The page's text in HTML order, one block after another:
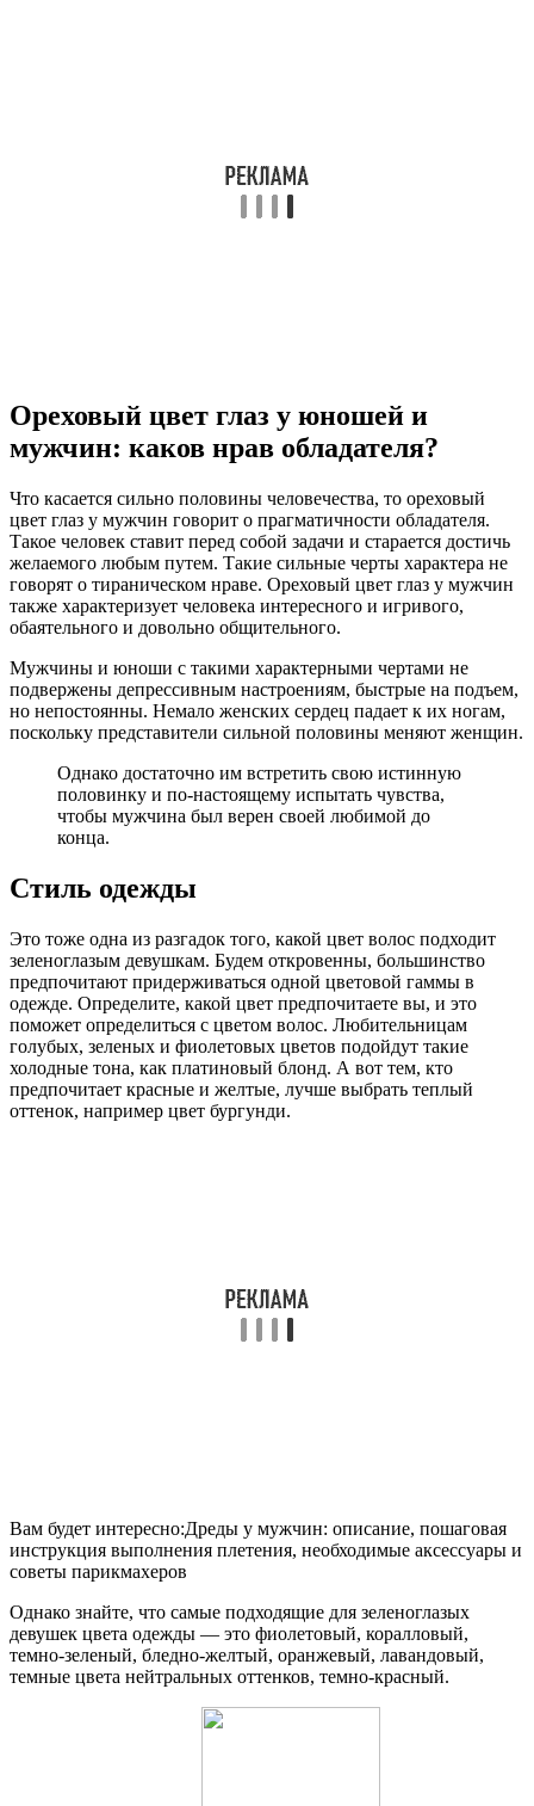
Ореховый цвет глаз у юношей и
мужчин: каков нрав обладателя?
Что касается сильно половины человечества, то ореховый
цвет глаз у мужчин говорит о прагматичности обладателя.
Такое человек ставит перед собой задачи и старается достичь
желаемого любым путем. Такие сильные черты характера не
говорят о тираническом нраве. Ореховый цвет глаз у мужчин
также характеризует человека интересного и игривого,
обаятельного и довольно общительного.
Мужчины и юноши с такими характерными чертами не
подвержены депрессивным настроениям, быстрые на подъем,
но непостоянны. Немало женских сердец падает к их ногам,
поскольку представители сильной половины меняют женщин.
Однако достаточно им встретить свою истинную
половинку и по-настоящему испытать чувства,
чтобы мужчина был верен своей любимой до
конца.
Стиль одежды
Это тоже одна из разгадок того, какой цвет волос подходит
зеленоглазым девушкам. Будем откровенны, большинство
предпочитают придерживаться одной цветовой гаммы в
одежде. Определите, какой цвет предпочитаете вы, и это
поможет определиться с цветом волос. Любительницам
голубых, зеленых и фиолетовых цветов подойдут такие
холодные тона, как платиновый блонд. А вот тем, кто
предпочитает красные и желтые, лучше выбрать теплый
оттенок, например цвет бургунди.
Вам будет интересно:Дреды у мужчин: описание, пошаговая
инструкция выполнения плетения, необходимые аксессуары и
советы парикмахеров
Однако знайте, что самые подходящие для зеленоглазых
девушек цвета одежды — это фиолетовый, коралловый,
темно-зеленый, бледно-желтый, оранжевый, лавандовый,
темные цвета нейтральных оттенков, темно-красный.